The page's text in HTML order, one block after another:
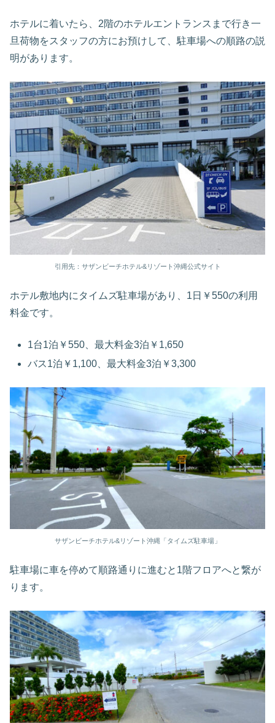
ホテルに着いたら、2階のホテルエントランスまで行き一
旦荷物をスタッフの方にお預けして、駐車場への順路の説
明があります。
引用先：サザンビーチホテル&リゾート沖縄公式サイト
ホテル敷地内にタイムズ駐車場があり、1日￥550の利用
料金です。
1台1泊￥550、最大料金3泊￥1,650
バス1泊￥1,100、最大料金3泊￥3,300
サザンビーチホテル&リゾート沖縄「タイムズ駐車場」
駐車場に車を停めて順路通りに進むと1階フロアへと繋が
ります。